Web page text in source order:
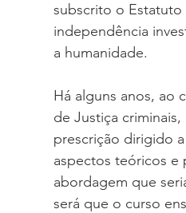
subscrito o Estatuto
independência
a humanidade.
Há alguns anos, ao
de Justiça
prescrição dirigido
aspectos teóricos
abordagem que
será que o curso